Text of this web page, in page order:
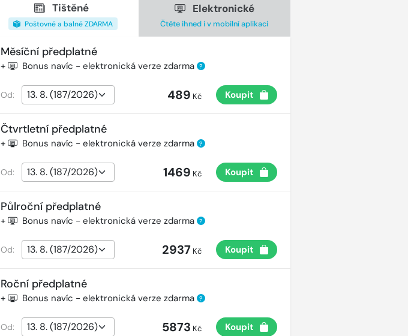
Tištěné
Poštovné a balné ZDARMA
Elektronické
Čtěte ihned i v mobilní aplikaci
Měsíční předplatné
+ Bonus navíc - elektronická verze zdarma ?
Od: 489 Kč Koupit
Čtvrtletní předplatné
+ Bonus navíc - elektronická verze zdarma ?
Od: 1469 Kč Koupit
Půlroční předplatné
+ Bonus navíc - elektronická verze zdarma ?
Od: 2937 Kč Koupit
Roční předplatné
+ Bonus navíc - elektronická verze zdarma ?
Od: 5873 Kč Koupit